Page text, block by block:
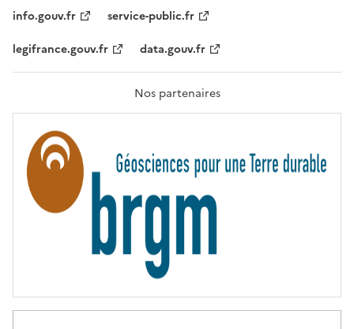
F
A
T
R
T
É
info.gouv.fr
service-public.fr
legifrance.gouv.fr
data.gouv.fr
Nos partenaires